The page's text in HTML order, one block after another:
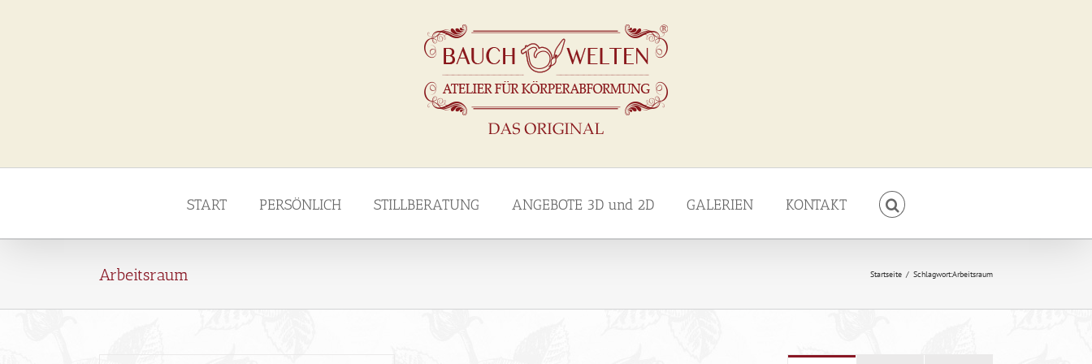
START PERSÖNLICH STILLBERATUNG ANGEBOTE 3D und 2D GALERIEN KONTAKT
Arbeitsraum Startseite / Schlagwort:Arbeitsraum